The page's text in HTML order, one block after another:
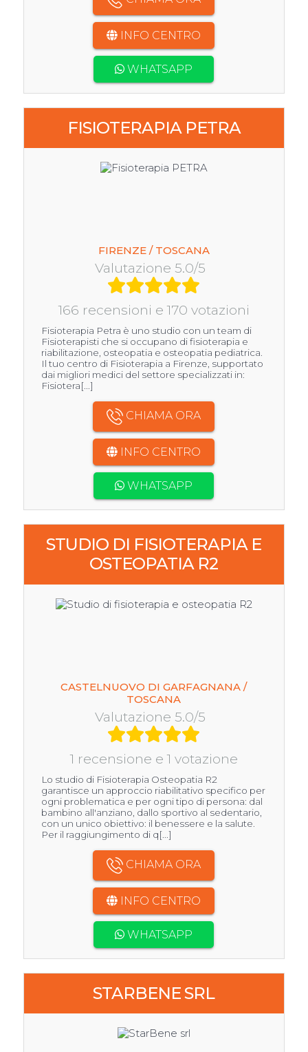
INFO CENTRO
WHATSAPP
FISIOTERAPIA PETRA
FIRENZE / TOSCANA
Valutazione 5.0/5
166 recensioni e 170 votazioni
Fisioterapia Petra è uno studio con un team di
Fisioterapisti che si occupano di fisioterapia e
riabilitazione, osteopatia e osteopatia pediatrica.
Il tuo centro di Fisioterapia a Firenze, supportato
dai migliori medici del settore specializzati in:
Fisiotera[...]
CHIAMA ORA
INFO CENTRO
WHATSAPP
STUDIO DI FISIOTERAPIA E
OSTEOPATIA R2
CASTELNUOVO DI GARFAGNANA /
TOSCANA
Valutazione 5.0/5
1 recensione e 1 votazione
Lo studio di Fisioterapia Osteopatia R2
garantisce un approccio riabilitativo specifico per
ogni problematica e per ogni tipo di persona: dal
bambino all'anziano, dallo sportivo al sedentario,
con un unico obiettivo: il benessere e la salute.
Per il raggiungimento di q[...]
CHIAMA ORA
INFO CENTRO
WHATSAPP
STARBENE SRL